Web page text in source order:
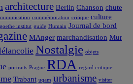
architecture Berlin Chanson chute
commémoration critique culture
goethe institut guide Humain Journal de bord
MAnger marchandisation Mur
Nostalgie objets
portraits Prague RDA regard critique
Trabant uqam urbanisme visiter